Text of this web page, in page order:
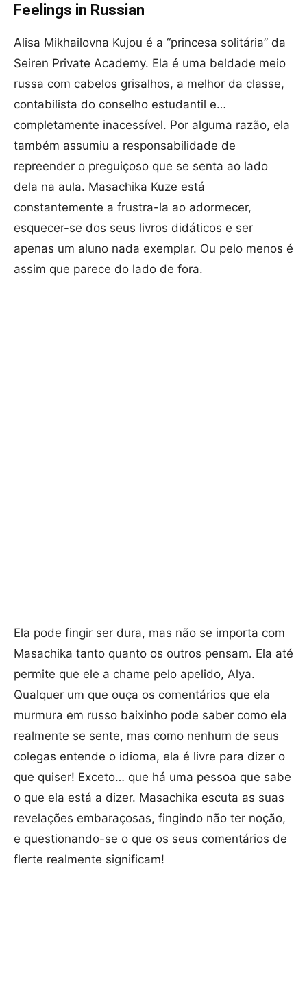
Feelings in Russian
Alisa Mikhailovna Kujou é a “princesa solitária” da
Seiren Private Academy. Ela é uma beldade meio
russa com cabelos grisalhos, a melhor da classe,
contabilista do conselho estudantil e…
completamente inacessível. Por alguma razão, ela
também assumiu a responsabilidade de
repreender o preguiçoso que se senta ao lado
dela na aula. Masachika Kuze está
constantemente a frustra-la ao adormecer,
esquecer-se dos seus livros didáticos e ser
apenas um aluno nada exemplar. Ou pelo menos é
assim que parece do lado de fora.
Ela pode fingir ser dura, mas não se importa com
Masachika tanto quanto os outros pensam. Ela até
permite que ele a chame pelo apelido, Alya.
Qualquer um que ouça os comentários que ela
murmura em russo baixinho pode saber como ela
realmente se sente, mas como nenhum de seus
colegas entende o idioma, ela é livre para dizer o
que quiser! Exceto… que há uma pessoa que sabe
o que ela está a dizer. Masachika escuta as suas
revelações embaraçosas, fingindo não ter noção,
e questionando-se o que os seus comentários de
flerte realmente significam!